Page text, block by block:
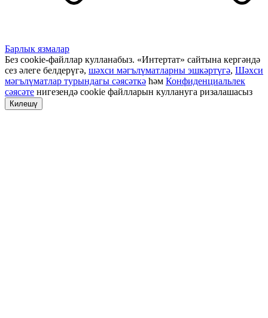
Барлык язмалар
Без cookie-файллар кулланабыз. «Интертат» сайтына кергәндә
сез әлеге белдерүгә, шәхси мәгълүматларны эшкәртүгә, Шәхси
мәгълүматлар турындагы сәясәткә һәм Конфиденциальлек
сәясәте нигезендә cookie файлларын куллануга ризалашасыз
Килешү